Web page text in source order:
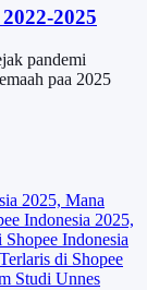
2025
pandemi
paa 2025
2025, Mana
Indonesia 2025,
Indonesia
di Shopee
Studi Unnes